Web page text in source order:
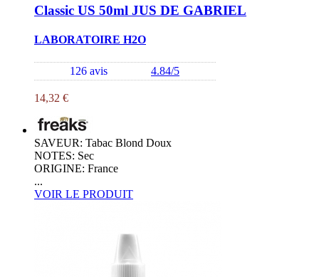
Classic US 50ml JUS DE GABRIEL
LABORATOIRE H2O
126 avis 4.84/5
14,32 €
SAVEUR: Tabac Blond Doux
NOTES: Sec
ORIGINE: France
...
VOIR LE PRODUIT